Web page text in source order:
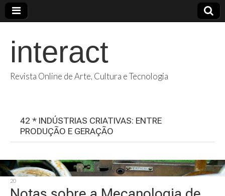
interact
Revista Online de Arte, Cultura e Tecnologia
42 * INDÚSTRIAS CRIATIVAS: ENTRE
PRODUÇÃO E GERAÇÃO
20